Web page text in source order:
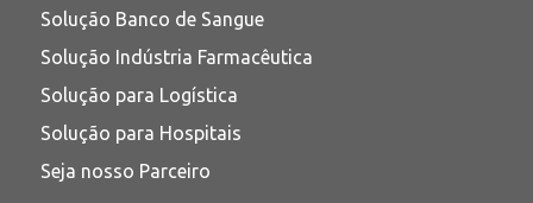
Solução Banco de Sangue
Solução Indústria Farmacêutica
Solução para Logística
Solução para Hospitais
Seja nosso Parceiro